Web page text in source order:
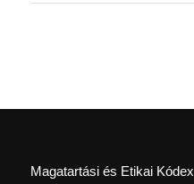
Magatartási és Etikai Kódex